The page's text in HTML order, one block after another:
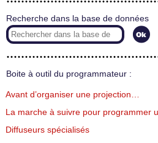
Recherche dans la base de données
Boite à outil du programmateur :
Avant d’organiser une projection…
La marche à suivre pour programmer
Diffuseurs spécialisés